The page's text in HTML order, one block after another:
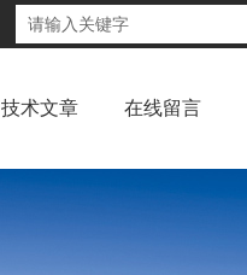
技术文章 在线留言